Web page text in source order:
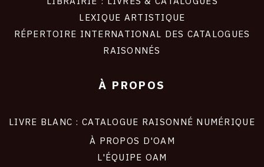
LEXIQUE ARTISTIQUE
RÉPERTOIRE INTERNATIONAL DES CATALOGUES
RAISONNÉS
À PROPOS
LIVRE BLANC : CATALOGUE RAISONNÉ NUMÉRIQUE
À PROPOS D'OAM
L'ÉQUIPE OAM